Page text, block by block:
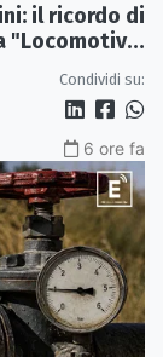
il ricordo di
"Locomotiva
Condividi su:
6 ore fa